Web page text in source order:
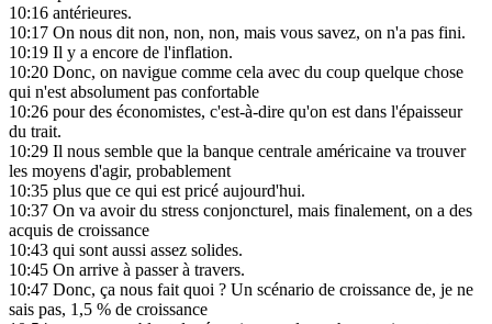
10:16 antérieures.
10:17 On nous dit non, non, non, mais vous savez, on n'a pas fini.
10:19 Il y a encore de l'inflation.
10:20 Donc, on navigue comme cela avec du coup quelque chose
qui n'est absolument pas confortable
10:26 pour des économistes, c'est-à-dire qu'on est dans l'épaisseur
du trait.
10:29 Il nous semble que la banque centrale américaine va trouver
les moyens d'agir, probablement
10:35 plus que ce qui est pricé aujourd'hui.
10:37 On va avoir du stress conjoncturel, mais finalement, on a des
acquis de croissance
10:43 qui sont aussi assez solides.
10:45 On arrive à passer à travers.
10:47 Donc, ça nous fait quoi ? Un scénario de croissance de, je ne
sais pas, 1,5 % de croissance